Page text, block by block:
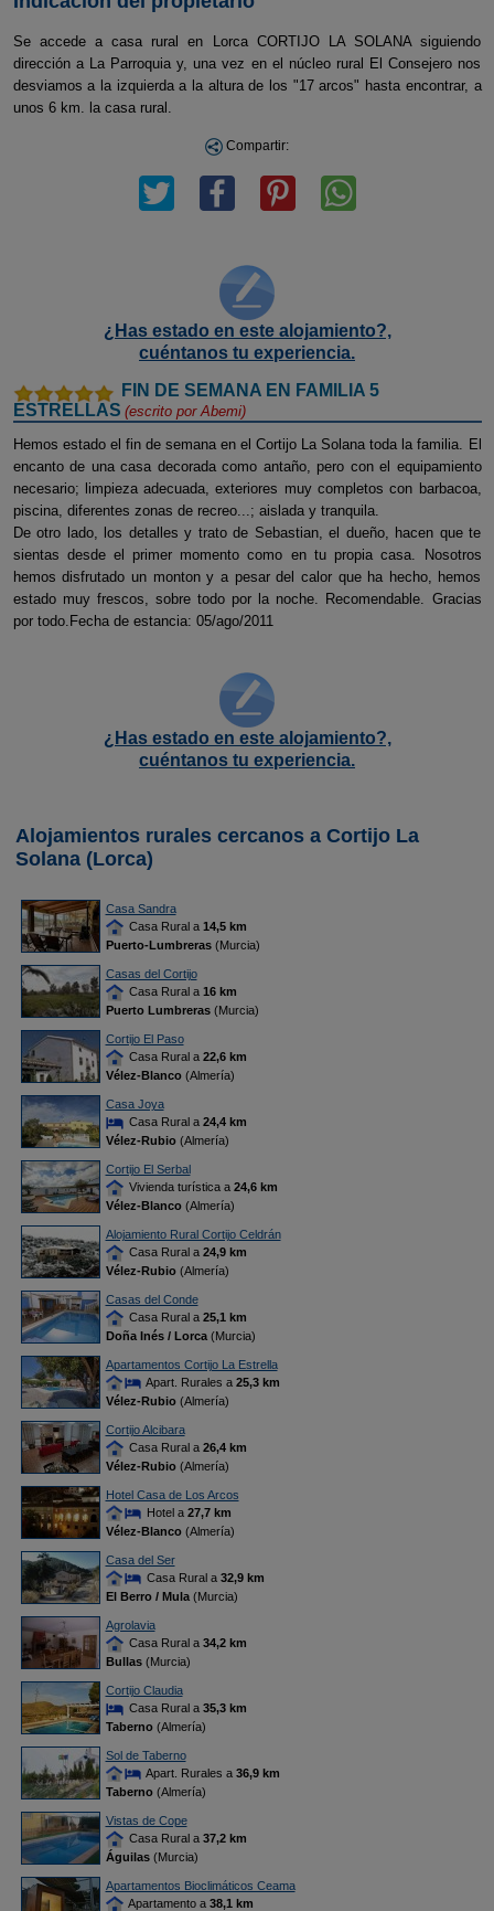
Se accede a casa rural en Lorca CORTIJO LA SOLANA siguiendo
dirección a La Parroquia y, una vez en el núcleo rural El Consejero nos
desviamos a la izquierda a la altura de los "17 arcos" hasta encontrar, a
unos 6 km. la casa rural.
Compartir:
¿Has estado en este alojamiento?,
cuéntanos tu experiencia.
FIN DE SEMANA EN FAMILIA 5
ESTRELLAS (escrito porAbemi)
Hemos estado el fin de semana en el Cortijo La Solana toda la familia. El
encanto de una casa decorada como antaño, pero con el equipamiento
necesario; limpieza adecuada, exteriores muy completos con barbacoa,
piscina, diferentes zonas de recreo...; aislada y tranquila.
De otro lado, los detalles y trato de Sebastian, el dueño, hacen que te
sientas desde el primer momento como en tu propia casa. Nosotros
hemos disfrutado un monton y a pesar del calor que ha hecho, hemos
estado muy frescos, sobre todo por la noche. Recomendable. Gracias
por todo.Fecha de estancia: 05/ago/2011
¿Has estado en este alojamiento?,
cuéntanos tu experiencia.
Alojamientos rurales cercanos a Cortijo La
Solana (Lorca)
Casa Sandra
Casa Rural a 14,5 km
Puerto-Lumbreras(Murcia)
Casas del Cortijo
Casa Rural a 16 km
Puerto Lumbreras(Murcia)
Cortijo El Paso
Casa Rural a 22,6 km
Vélez-Blanco(Almería)
Casa Joya
Casa Rural a 24,4 km
Vélez-Rubio(Almería)
Cortijo El Serbal
Vivienda turística a 24,6 km
Vélez-Blanco(Almería)
Alojamiento Rural Cortijo Celdrán
Casa Rural a 24,9 km
Vélez-Rubio(Almería)
Casas del Conde
Casa Rural a 25,1 km
Doña Inés / Lorca(Murcia)
Apartamentos Cortijo La Estrella
Apart. Rurales a 25,3 km
Vélez-Rubio(Almería)
Cortijo Alcibara
Casa Rural a 26,4 km
Vélez-Rubio(Almería)
Hotel Casa de Los Arcos
Hotel a 27,7 km
Vélez-Blanco(Almería)
Casa del Ser
Casa Rural a 32,9 km
El Berro / Mula(Murcia)
Agrolavia
Casa Rural a 34,2 km
Bullas(Murcia)
Cortijo Claudia
Casa Rural a 35,3 km
Taberno(Almería)
Sol de Taberno
Apart. Rurales a 36,9 km
Taberno(Almería)
Vistas de Cope
Casa Rural a 37,2 km
Águilas(Murcia)
Apartamentos Bioclimáticos Ceama
Apartamento a 38,1 km